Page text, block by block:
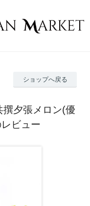
ショップへ戻る
撰夕張メロン(優
ビュー